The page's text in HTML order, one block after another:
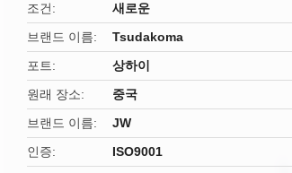
조건
새로운
브랜드 이름
Tsudakoma
포트
상하이
원래 장소
중국
브랜드 이름
JW
인증
ISO9001